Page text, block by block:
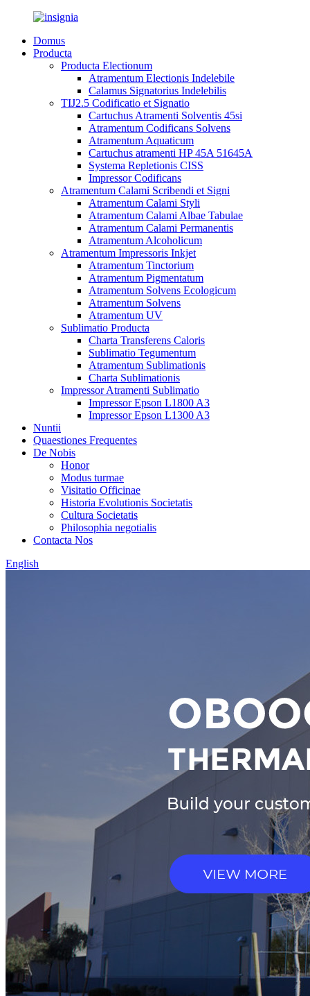
Domus
Producta
Producta Electionum
Atramentum Electionis Indelebile
Calamus Signatorius Indelebilis
TIJ2.5 Codificatio et Signatio
Cartuchus Atramenti Solventis 45si
Atramentum Codificans Solvens
Atramentum Aquaticum
Cartuchus atramenti HP 45A 51645A
Systema Repletionis CISS
Impressor Codificans
Atramentum Calami Scribendi et Signi
Atramentum Calami Styli
Atramentum Calami Albae Tabulae
Atramentum Calami Permanentis
Atramentum Alcoholicum
Atramentum Impressoris Inkjet
Atramentum Tinctorium
Atramentum Pigmentatum
Atramentum Solvens Ecologicum
Atramentum Solvens
Atramentum UV
Sublimatio Producta
Charta Transferens Caloris
Sublimatio Tegumentum
Atramentum Sublimationis
Charta Sublimationis
Impressor Atramenti Sublimatio
Impressor Epson L1800 A3
Impressor Epson L1300 A3
Nuntii
Quaestiones Frequentes
De Nobis
Honor
Modus turmae
Visitatio Officinae
Historia Evolutionis Societatis
Cultura Societatis
Philosophia negotialis
Contacta Nos
English